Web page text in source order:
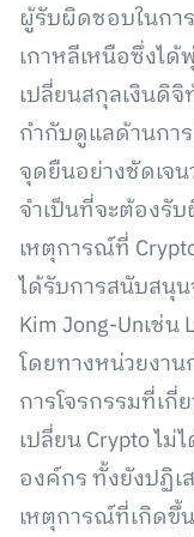
ผู้รับผิดชอบในกา
เกาหลีเหนือซึ่งไ
เปลี่ยนสกุลเงินดิ
กำกับดูแลด้านกา
จุดยืนอย่างชัดเจ
จำเป็นที่จะต้องรั
เหตุการณ์ที่
ได้รับการสนับสนุ
Kim Jong-Unเช่น
โดยทางหน่วยงา
การโจรกรรมที่เ
เปลี่ยน Crypto ไ
องค์กร ทั้งยังปฏิเ
เหตุการณ์ที่เกิดขึ้